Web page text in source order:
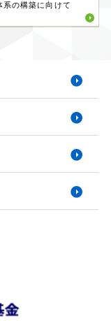
系の構築に向けて